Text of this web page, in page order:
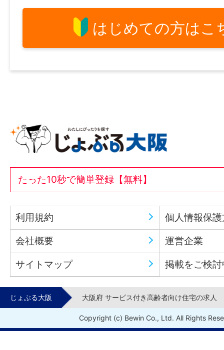
はじめての方はこ
たった10秒で簡単登録【無料】
利用規約 個人情報保
会社概要 運営企業
サイトマップ 掲載をご検
じょぶる大阪 大阪府 サービス付き高齢者向け住宅の求人
Copyright (c) Bewin Co., Ltd. All Rights